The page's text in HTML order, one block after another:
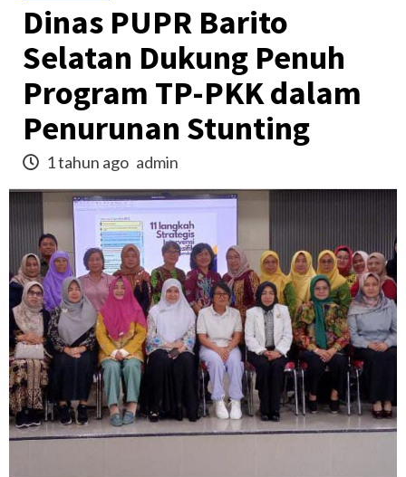
Dinas PUPR Barito
Selatan Dukung Penuh
Program TP-PKK dalam
Penurunan Stunting
1 tahun ago admin